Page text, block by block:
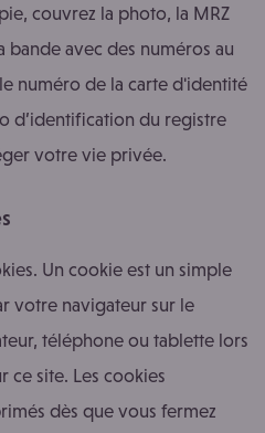
couvrez la photo, la MRZ
bande avec des numéros au
numéro de la carte d'identité
d’identification du registre
votre vie privée.
Un cookie est un simple
votre navigateur sur le
téléphone ou tablette lors
ce site. Les cookies
dès que vous fermez